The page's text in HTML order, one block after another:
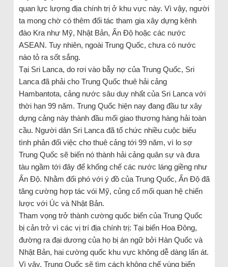
quan lực lượng địa chính trị ở khu vực này. Vì vậy, người
ta mong chờ có thêm đối tác tham gia xây dựng kênh
đào Kra như Mỹ, Nhật Bản, Ấn Độ hoặc các nước
ASEAN. Tuy nhiên, ngoài Trung Quốc, chưa có nước
nào tỏ ra sốt sắng.
Tại Sri Lanca, do rơi vào bẫy nợ của Trung Quốc, Sri
Lanca đã phải cho Trung Quốc thuê hải cảng
Hambantota, cảng nước sâu duy nhất của Sri Lanca với
thời hạn 99 năm. Trung Quốc hiện nay đang đầu tư xây
dựng cảng này thành đầu mối giao thương hàng hải toàn
cầu. Người dân Sri Lanca đã tổ chức nhiều cuộc biểu
tình phản đối việc cho thuê cảng tới 99 năm, vì lo sợ
Trung Quốc sẽ biến nó thành hải cảng quân sự và đưa
tàu ngầm tới đây để khống chế các nước láng giềng như
Ấn Độ. Nhằm đối phó với ý đồ của Trung Quốc, Ấn Độ đã
tăng cường hợp tác vói Mỹ, củng cố mối quan hệ chiến
lược với Úc và Nhật Bản.
Tham vọng trở thành cường quốc biển của Trung Quốc
bị cản trở vì các vị trí địa chính trị: Tại biển Hoa Đông,
đường ra đại dương của họ bị án ngữ bởi Hàn Quốc và
Nhật Bản, hai cường quốc khu vực không dễ dàng lấn át.
Vì vậy, Trung Quốc sẽ tìm cách không chế vùng biển